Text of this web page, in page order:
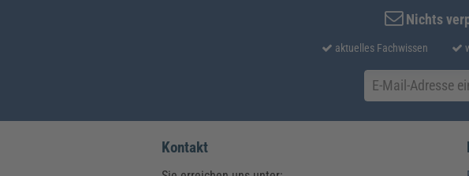
Nichts
aktuelles Fachwissen
Kontakt